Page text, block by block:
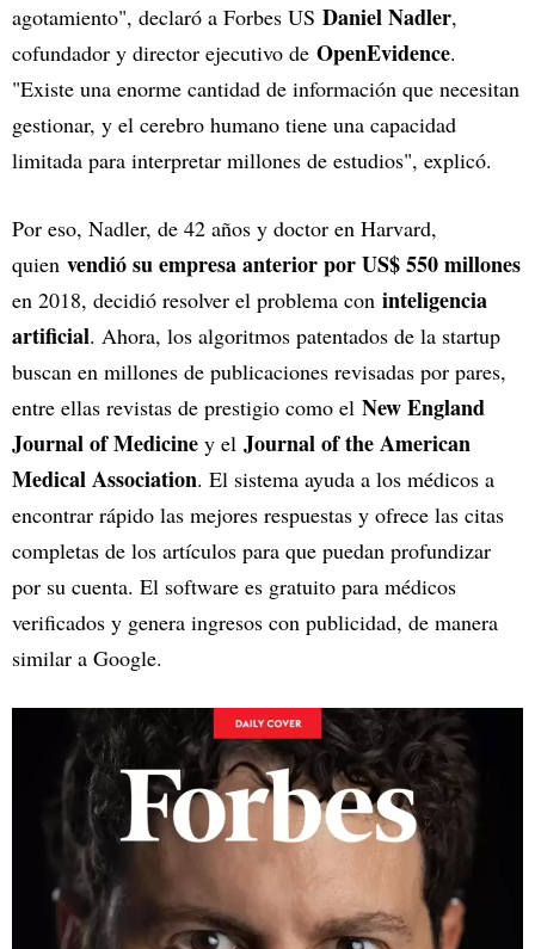
agotamiento", declaró a Forbes US Daniel Nadler,
cofundador y director ejecutivo de OpenEvidence.
"Existe una enorme cantidad de información que necesitan
gestionar, y el cerebro humano tiene una capacidad
limitada para interpretar millones de estudios", explicó.
Por eso, Nadler, de 42 años y doctor en Harvard,
quien vendió su empresa anterior por US$ 550 millones
en 2018, decidió resolver el problema con inteligencia
artificial. Ahora, los algoritmos patentados de la startup
buscan en millones de publicaciones revisadas por pares,
entre ellas revistas de prestigio como el New England
Journal of Medicine y el Journal of the American
Medical Association. El sistema ayuda a los médicos a
encontrar rápido las mejores respuestas y ofrece las citas
completas de los artículos para que puedan profundizar
por su cuenta. El software es gratuito para médicos
verificados y genera ingresos con publicidad, de manera
similar a Google.